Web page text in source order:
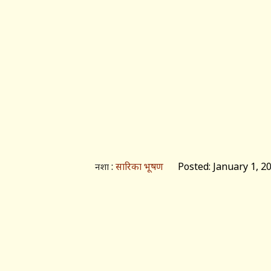
नशा : सारिका भूषण Posted: January 1,